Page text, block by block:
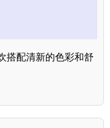
搭配清新的色彩和舒